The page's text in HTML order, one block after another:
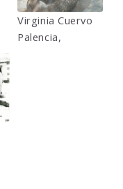
Virginia Cuervo
Palencia,